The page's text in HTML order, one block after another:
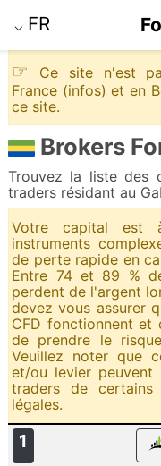
⌵ FR
☞
Ce site n'est
France (infos) et en
ce site.
Brokers
Trouvez la liste des
traders résidant au
Votre capital est
instruments
de perte rapide en
Entre 74 et 89 %
perdent de l'argent
devez vous assurer
CFD fonctionnent et
de prendre le
Veuillez noter que
et/ou levier peuvent
traders de
légales.
1